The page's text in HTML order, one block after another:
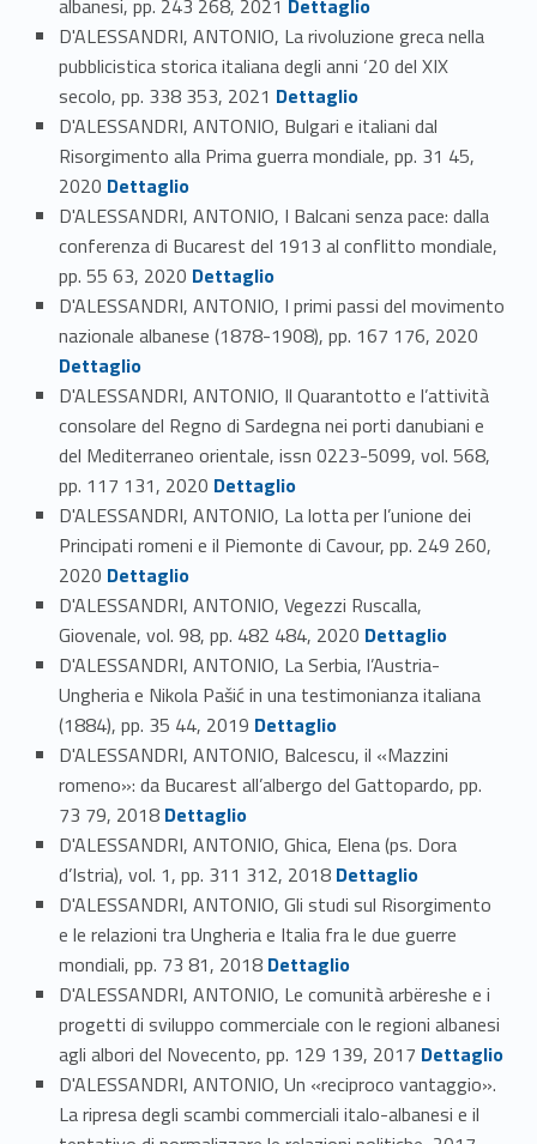
albanesi, pp. 243 268, 2021 Dettaglio
D'ALESSANDRI, ANTONIO, La rivoluzione greca nella
pubblicistica storica italiana degli anni ‘20 del XIX
secolo, pp. 338 353, 2021 Link identifier #identifier_person_110256-55
Dettaglio
D'ALESSANDRI, ANTONIO, Bulgari e italiani dal
Risorgimento alla Prima guerra mondiale, pp. 31 45,
2020 Link identifier #identifier_person_26051-56
Dettaglio
D'ALESSANDRI, ANTONIO, I Balcani senza pace: dalla
conferenza di Bucarest del 1913 al conflitto mondiale,
pp. 55 63, 2020 Link identifier #identifier_person_140305-57
Dettaglio
D'ALESSANDRI, ANTONIO, I primi passi del movimento
nazionale albanese (1878-1908), pp. 167 176, 2020
Dettaglio
D'ALESSANDRI, ANTONIO, Il Quarantotto e l’attività
consolare del Regno di Sardegna nei porti danubiani e
del Mediterraneo orientale, issn 0223-5099, vol. 568,
pp. 117 131, 2020 Link identifier #identifier_person_47343-59
Dettaglio
D'ALESSANDRI, ANTONIO, La lotta per l’unione dei
Principati romeni e il Piemonte di Cavour, pp. 249 260,
2020 Link identifier #identifier_person_171339-60
Dettaglio
D'ALESSANDRI, ANTONIO, Vegezzi Ruscalla,
Giovenale, vol. 98, pp. 482 484, 2020 Link identifier #identifier_person_87636-61
Dettaglio
D'ALESSANDRI, ANTONIO, La Serbia, l’Austria-
Ungheria e Nikola Pašić in una testimonianza italiana
(1884), pp. 35 44, 2019 Link identifier #identifier_person_87241-62
Dettaglio
D'ALESSANDRI, ANTONIO, Balcescu, il «Mazzini
romeno»: da Bucarest all’albergo del Gattopardo, pp.
73 79, 2018 Link identifier #identifier_person_6834-63
Dettaglio
D'ALESSANDRI, ANTONIO, Ghica, Elena (ps. Dora
d’Istria), vol. 1, pp. 311 312, 2018 Link identifier #identifier_person_101386-64
Dettaglio
D'ALESSANDRI, ANTONIO, Gli studi sul Risorgimento
e le relazioni tra Ungheria e Italia fra le due guerre
mondiali, pp. 73 81, 2018 Link identifier #identifier_person_37368-65
Dettaglio
D'ALESSANDRI, ANTONIO, Le comunità arbëreshe e i
progetti di sviluppo commerciale con le regioni albanesi
agli albori del Novecento, pp. 129 139, 2017 Link identifier #identifier_person_143328-66
Dettaglio
D'ALESSANDRI, ANTONIO, Un «reciproco vantaggio».
La ripresa degli scambi commerciali italo-albanesi e il